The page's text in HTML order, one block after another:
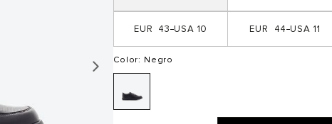
10
43 11
44
Color: Negro